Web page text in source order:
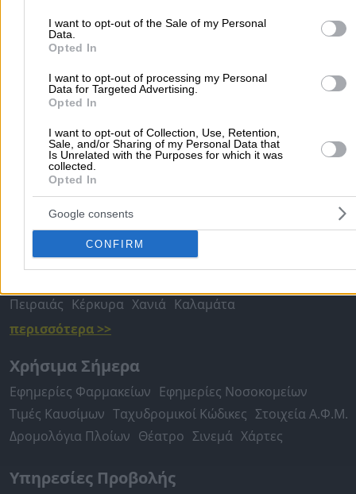
I want to opt-out of the Sale of my Personal
Data.
Opted In
I want to opt-out of processing my Personal
Data for Targeted Advertising.
Opted In
I want to opt-out of Collection, Use, Retention,
Sale, and/or Sharing of my Personal Data that
Is Unrelated with the Purposes for which it was
collected.
Opted In
Google consents
CONFIRM
Οικοδομικά Υλικά
Δημοφιλείς Αναζητήσεις
Μετακομίσεις & Μεταφορές
Ψυχολόγοι Παιδικοί Σταθμοί
Οδοντίατροι
Συνεργεία Αυτοκινήτων
Υδραυλικοί - Υδραυλικές Εγκαταστάσεις
περισσότερα >>
Τοπική Αναζήτηση
Αθήνα Θεσσαλονίκη Πάτρα Λάρισα
Πειραιάς Κέρκυρα Χανιά Καλαμάτα
περισσότερα >>
Χρήσιμα Σήμερα
Εφημερίες Φαρμακείων Εφημερίες Νοσοκομείων
Τιμές Καυσίμων Ταχυδρομικοί Κώδικες Στοιχεία Α.Φ.Μ.
Δρομολόγια Πλοίων Θέατρο Σινεμά Χάρτες
Υπηρεσίες Προβολής